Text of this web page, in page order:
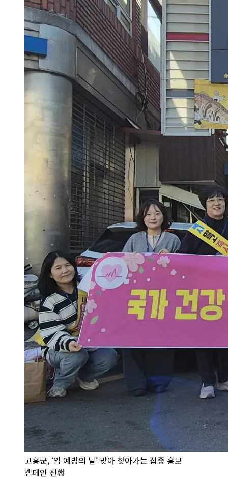
고흥군, ‘암 예방의 날’ 맞아 찾아가는 집중 홍보
캠페인 진행